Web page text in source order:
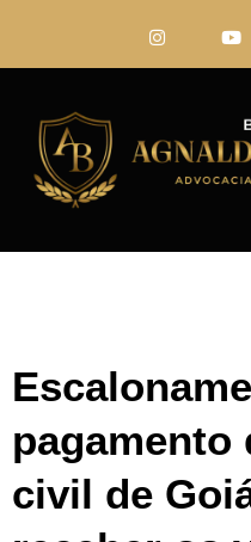
pagamento
civil de